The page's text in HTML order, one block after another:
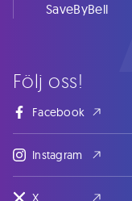
Följ oss!
Facebook
Instagram
X
SaveByBell